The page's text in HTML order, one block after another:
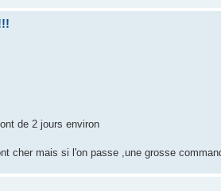
de 2 jours environ
cher mais si l'on passe ,une grosse